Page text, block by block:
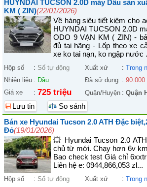
HUYNDAI TUCSON 2.0D máy Dầu sản
KM ( ZIN)(22/01/2026)
Về hàng siêu tiết kiệm cho
HUYNDAI TUCSON 2.0D
ODO 9 VẠN KM ( ZIN) -
đủ tại hãng - Lốp theo xe
xe ko tai nạn, ko ngập nước
Hộp số : Số tự động Xuất xứ : Trong
Nhiên liệu : Dầu Đã sử dụng : 90.000
Giá xe
: 725 triệu Quận/Huyện : Quận
Lưu tin
So sánh
Bán xe Hyundai Tucson 2.0 ATH Đặc
Đỏ(19/01/2026)
💥 Hyundai Tucson 2.0
chủ từ mới. Chạy hơn 6v
Bao check test Giá chỉ
Liên hệ e: 0944,866,053 zl...
Hộp số : Số tự động Xuất xứ : Trong